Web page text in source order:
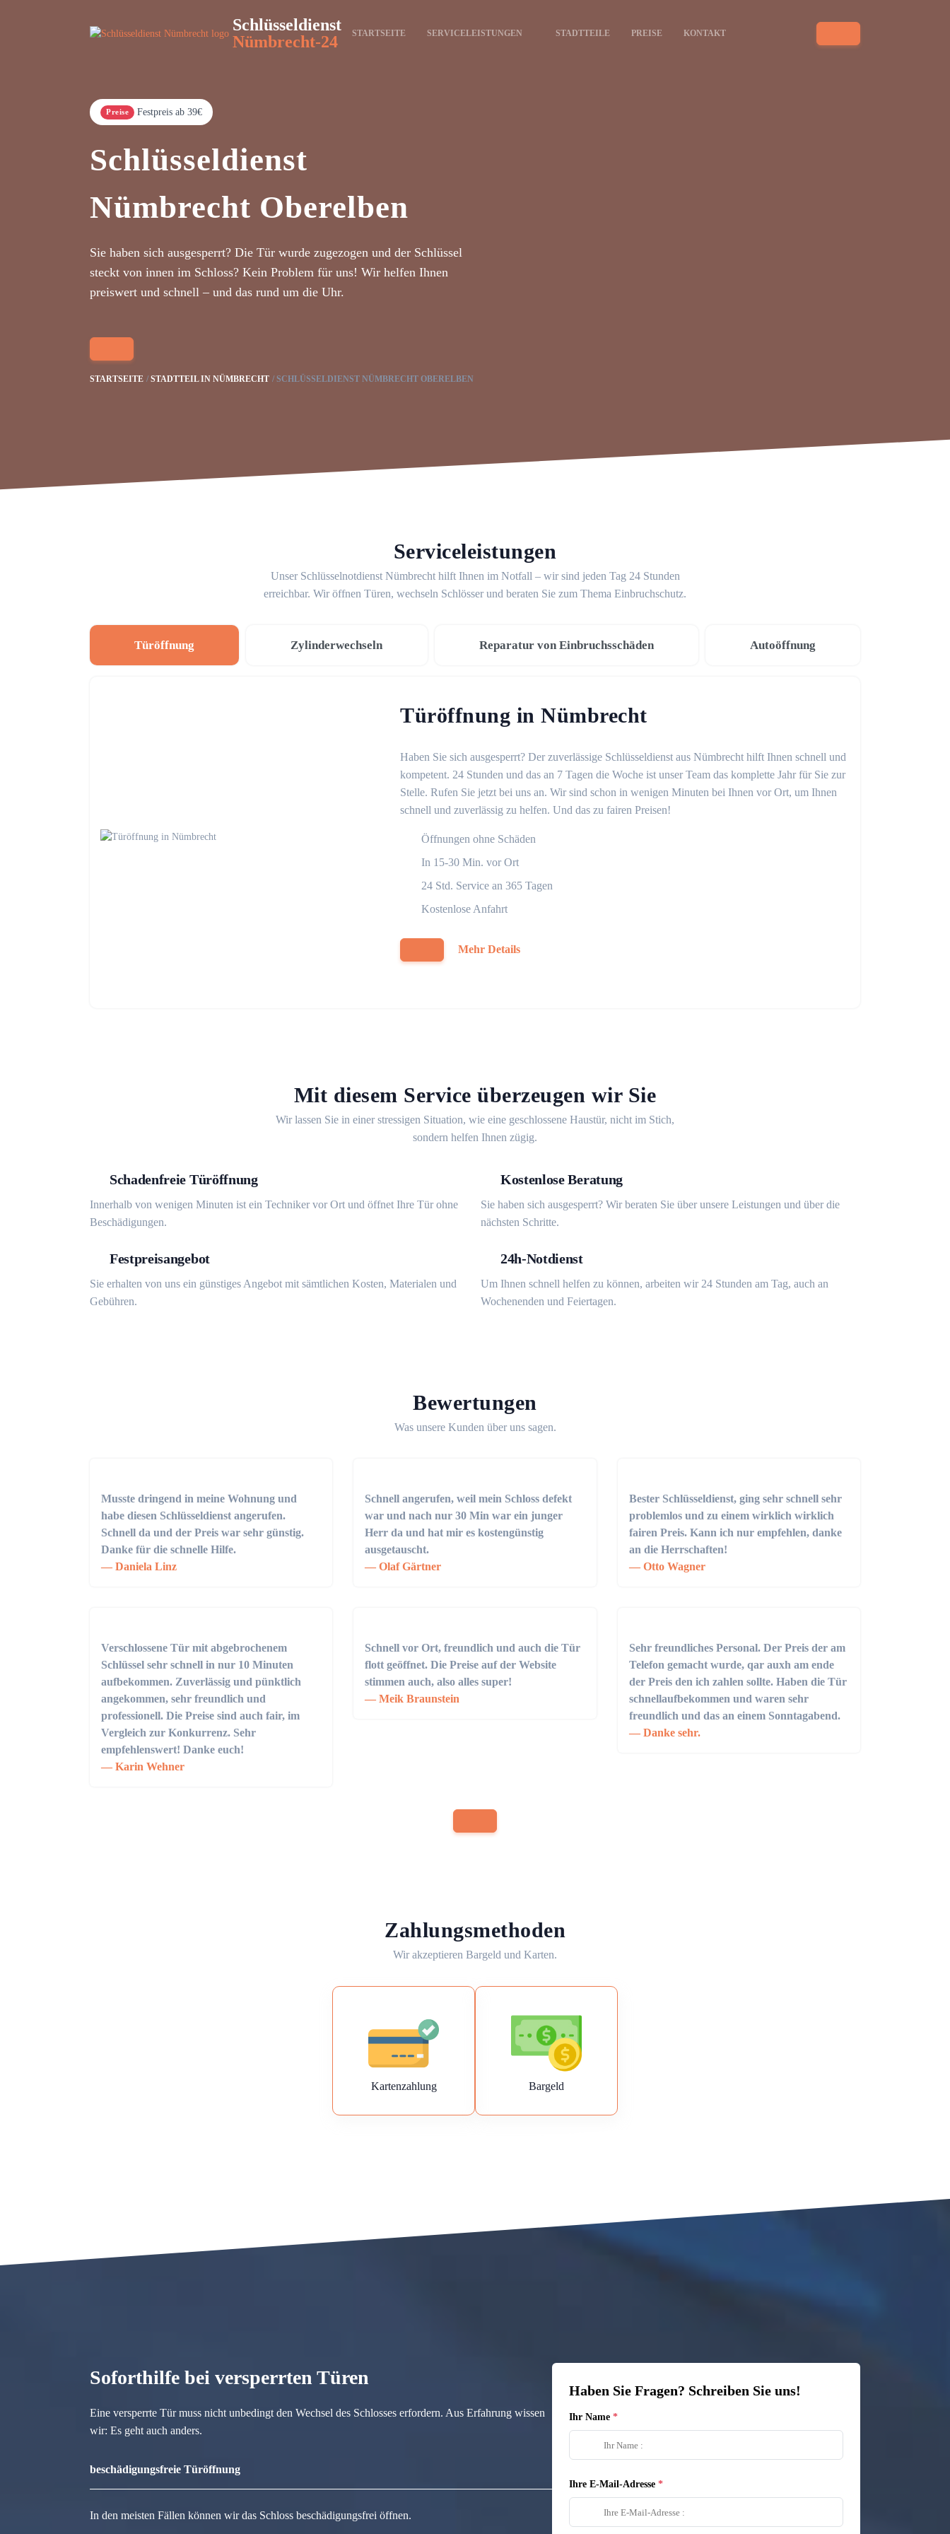
Schlüsseldienst
Nümbrecht-24
STARTSEITE SERVICELEISTUNGEN STADTTEILE PREISE KONTAKT
Preise Festpreis ab 39€
Schlüsseldienst
Nümbrecht Oberelben
Sie haben sich ausgesperrt? Die Tür wurde zugezogen und der Schlüssel
steckt von innen im Schloss? Kein Problem für uns! Wir helfen Ihnen
preiswert und schnell – und das rund um die Uhr.
STARTSEITE STADTTEIL IN NÜMBRECHT SCHLÜSSELDIENST NÜMBRECHT OBERELBEN
Serviceleistungen
Unser Schlüsselnotdienst Nümbrecht hilft Ihnen im Notfall – wir sind jeden Tag 24 Stunden
erreichbar. Wir öffnen Türen, wechseln Schlösser und beraten Sie zum Thema Einbruchschutz.
Türöffnung Zylinderwechseln Reparatur von Einbruchsschäden Autoöffnung
Türöffnung in Nümbrecht
Haben Sie sich ausgesperrt? Der zuverlässige Schlüsseldienst aus Nümbrecht hilft Ihnen schnell und
kompetent. 24 Stunden und das an 7 Tagen die Woche ist unser Team das komplette Jahr für Sie zur
Stelle. Rufen Sie jetzt bei uns an. Wir sind schon in wenigen Minuten bei Ihnen vor Ort, um Ihnen
schnell und zuverlässig zu helfen. Und das zu fairen Preisen!
Öffnungen ohne Schäden
In 15-30 Min. vor Ort
24 Std. Service an 365 Tagen
Kostenlose Anfahrt
Mehr Details
Mit diesem Service überzeugen wir Sie
Wir lassen Sie in einer stressigen Situation, wie eine geschlossene Haustür, nicht im Stich,
sondern helfen Ihnen zügig.
Schadenfreie Türöffnung
Innerhalb von wenigen Minuten ist ein Techniker vor Ort und öffnet Ihre Tür ohne
Beschädigungen.
Kostenlose Beratung
Sie haben sich ausgesperrt? Wir beraten Sie über unsere Leistungen und über die
nächsten Schritte.
Festpreisangebot
Sie erhalten von uns ein günstiges Angebot mit sämtlichen Kosten, Materialen und
Gebühren.
24h-Notdienst
Um Ihnen schnell helfen zu können, arbeiten wir 24 Stunden am Tag, auch an
Wochenenden und Feiertagen.
Bewertungen
Was unsere Kunden über uns sagen.
Musste dringend in meine Wohnung und
habe diesen Schlüsseldienst angerufen.
Schnell da und der Preis war sehr günstig.
Danke für die schnelle Hilfe.
Daniela Linz
Schnell angerufen, weil mein Schloss defekt
war und nach nur 30 Min war ein junger
Herr da und hat mir es kostengünstig
ausgetauscht.
Olaf Gärtner
Bester Schlüsseldienst, ging sehr schnell sehr
problemlos und zu einem wirklich wirklich
fairen Preis. Kann ich nur empfehlen, danke
an die Herrschaften!
Otto Wagner
Verschlossene Tür mit abgebrochenem
Schlüssel sehr schnell in nur 10 Minuten
aufbekommen. Zuverlässig und pünktlich
angekommen, sehr freundlich und
professionell. Die Preise sind auch fair, im
Vergleich zur Konkurrenz. Sehr
empfehlenswert! Danke euch!
Karin Wehner
Schnell vor Ort, freundlich und auch die Tür
flott geöffnet. Die Preise auf der Website
stimmen auch, also alles super!
Meik Braunstein
Sehr freundliches Personal. Der Preis der am
Telefon gemacht wurde, qar auxh am ende
der Preis den ich zahlen sollte. Haben die Tür
schnellaufbekommen und waren sehr
freundlich und das an einem Sonntagabend.
Danke sehr.
Zahlungsmethoden
Wir akzeptieren Bargeld und Karten.
Kartenzahlung Bargeld
Soforthilfe bei versperrten Türen
Eine versperrte Tür muss nicht unbedingt den Wechsel des Schlosses erfordern. Aus Erfahrung wissen
wir: Es geht auch anders.
beschädigungsfreie Türöffnung
In den meisten Fällen können wir das Schloss beschädigungsfrei öffnen.
Haben Sie Fragen? Schreiben Sie uns!
Ihr Name
Ihre E-Mail-Adresse